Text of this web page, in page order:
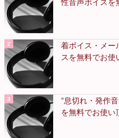
着ボイス・メー
スを無料でお使
“息切れ・発作
を無料でお使い